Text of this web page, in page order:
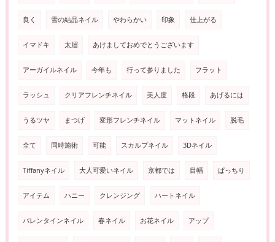
良く 雪の結晶ネイル やわらかい 印象 仕上がる
イマドキ 太眉 あけましておめでとうございます
アーガイルネイル 今年も 行って参りました フラット
ラッシュ クリアフレンチネイル 美人度 格段 あげるには
うるツヤ まつげ 変形フレンチネイル マットネイル 脱毛
全て 同時施術 可能 スカルプネイル 3Dネイル
Tiffanyネイル 大人可愛いネイル 京都では 目幅 ぱっちり
アイテム ハニー クレンジング ハートネイル
バレンタインネイル 春ネイル お花ネイル アップ